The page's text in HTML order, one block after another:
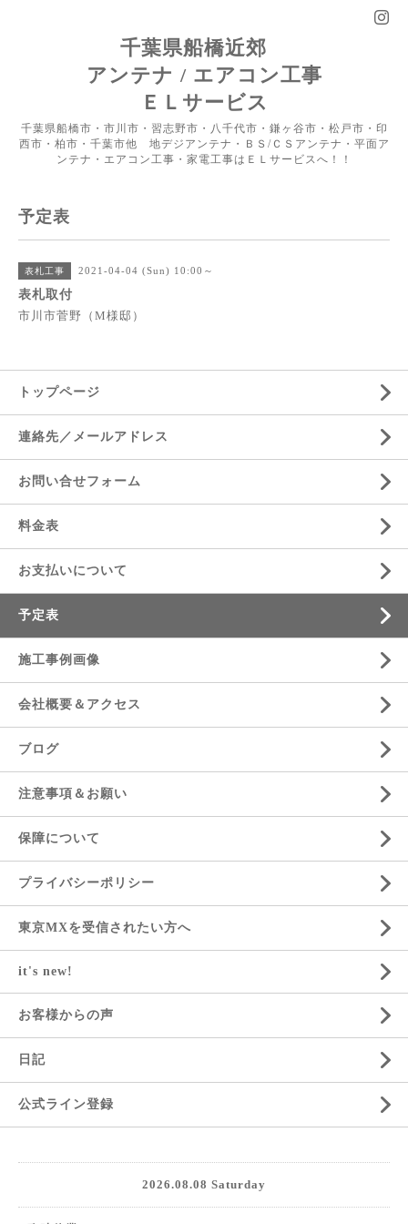
千葉県船橋近郊
アンテナ / エアコン工事
ＥＬサービス
千葉県船橋市・市川市・習志野市・八千代市・鎌ヶ谷市・松戸市・印
西市・柏市・千葉市他 地デジアンテナ・ＢＳ/ＣＳアンテナ・平面ア
ンテナ・エアコン工事・家電工事はＥＬサービスへ！！
予定表
表札工事 2021-04-04 (Sun) 10:00～
表札取付
市川市菅野（M様邸）
トップページ
連絡先／メールアドレス
お問い合せフォーム
料金表
お支払いについて
予定表
施工事例画像
会社概要＆アクセス
ブログ
注意事項＆お願い
保障について
プライバシーポリシー
東京MXを受信されたい方へ
it's new!
お客様からの声
日記
公式ライン登録
2026.08.08 Saturday